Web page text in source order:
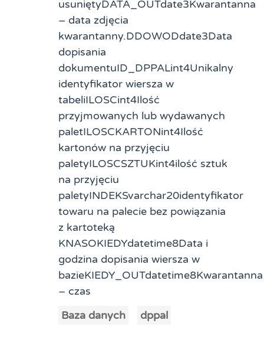
usuniętyDATA_OUTdate3Kwarantanna
– data zdjęcia
kwarantanny.DDOWODdate3Data
dopisania
dokumentuID_DPPALint4Unikalny
identyfikator wiersza w
tabeliILOSCint4Ilość
przyjmowanych lub wydawanych
paletILOSCKARTONint4Ilość
kartonów na przyjęciu
paletyILOSCSZTUKint4ilość sztuk
na przyjęciu
paletyINDEKSvarchar20identyfikator
towaru na palecie bez powiązania
z kartoteką
KNASOKIEDYdatetime8Data i
godzina dopisania wiersza w
bazieKIEDY_OUTdatetime8Kwarantanna
– czas
Baza danych
dppal